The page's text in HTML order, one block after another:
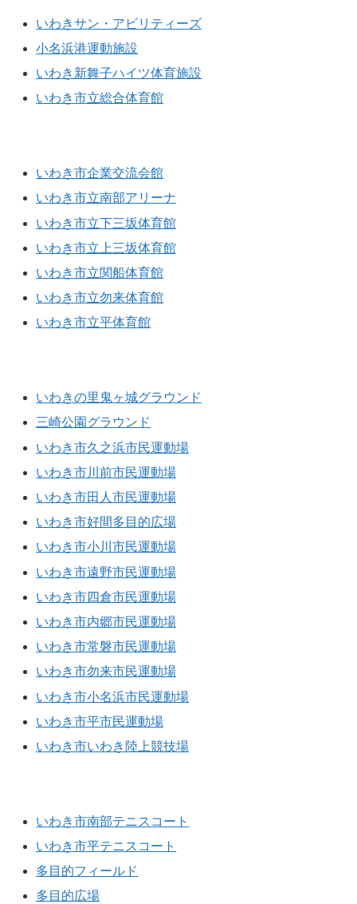
いわきサン・アビリティーズ
小名浜港運動施設
いわき新舞子ハイツ体育施設
いわき市立総合体育館
いわき市企業交流会館
いわき市立南部アリーナ
いわき市立下三坂体育館
いわき市立上三坂体育館
いわき市立関船体育館
いわき市立勿来体育館
いわき市立平体育館
いわきの里鬼ヶ城グラウンド
三崎公園グラウンド
いわき市久之浜市民運動場
いわき市川前市民運動場
いわき市田人市民運動場
いわき市好間多目的広場
いわき市小川市民運動場
いわき市遠野市民運動場
いわき市四倉市民運動場
いわき市内郷市民運動場
いわき市常磐市民運動場
いわき市勿来市民運動場
いわき市小名浜市民運動場
いわき市平市民運動場
いわき市いわき陸上競技場
いわき市南部テニスコート
いわき市平テニスコート
多目的フィールド
多目的広場